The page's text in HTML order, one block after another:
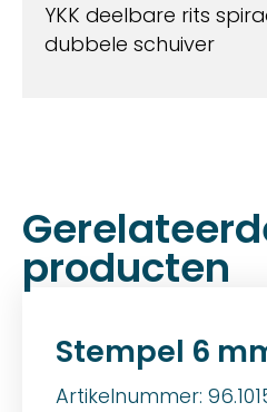
YKK deelbare rits
dubbele schuiver
producten
Stempel 6
Artikelnummer: